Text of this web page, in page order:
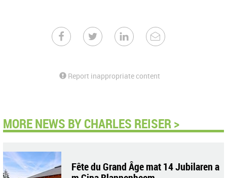
Report inappropriate content
MORE NEWS BY CHARLES REISER >
Fête du Grand Âge mat 14 Jubilaren a